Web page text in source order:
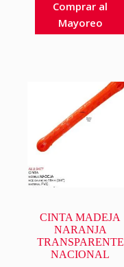
Comprar al
Mayoreo
CINTA MADEJA
NARANJA
TRANSPARENTE
NACIONAL